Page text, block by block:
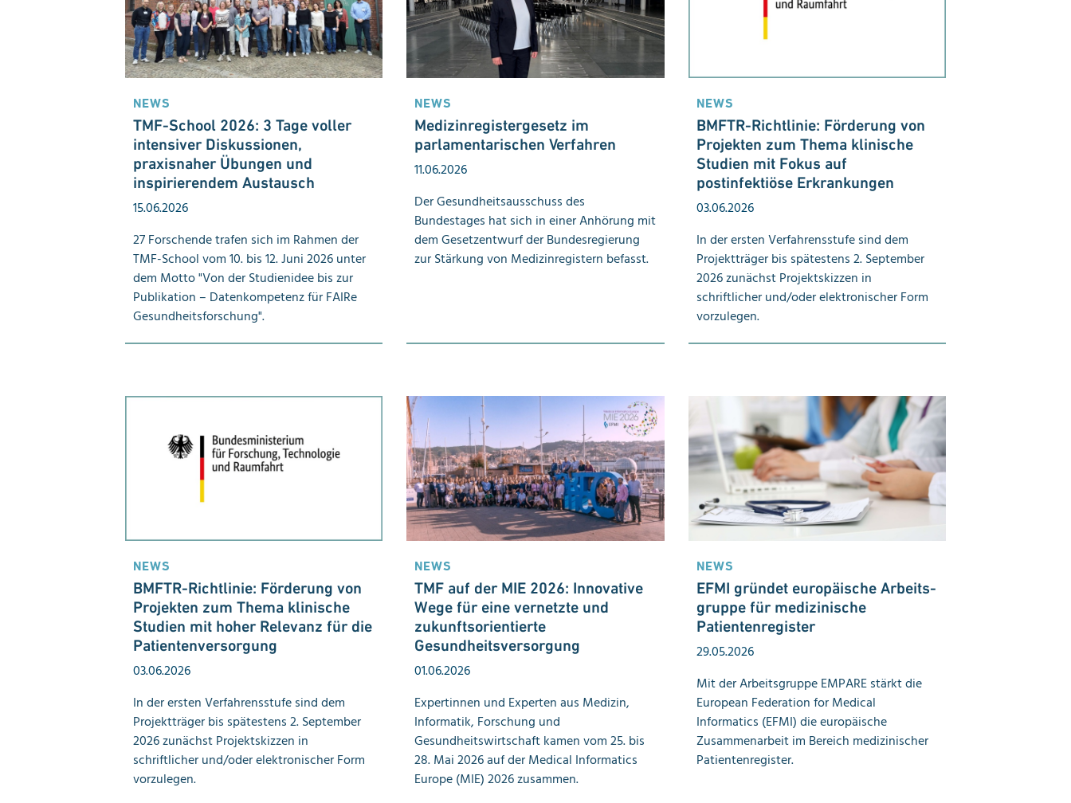
NEWS
TMF-School 2026: 3 Tage voller
intensiver Diskussionen,
praxisnaher Übungen und
inspirierendem Austausch
15.06.2026
27 Forschende trafen sich im Rahmen der
TMF-School vom 10. bis 12. Juni 2026 unter
dem Motto "Von der Studienidee bis zur
Publikation – Datenkompetenz für FAIRe
Gesundheitsforschung".
NEWS
Medizinregistergesetz im
parlamen­tari­schen Verfahren
11.06.2026
Der Gesundheitsausschuss des
Bundestages hat sich in einer Anhörung mit
dem Gesetzentwurf der Bundesregierung
zur Stärkung von Medizinregistern befasst.
NEWS
BMFTR-Richtlinie: Förderung von
Projekten zum Thema klinische
Studien mit Fokus auf
postinfektiöse Erkrankungen
03.06.2026
In der ersten Verfahrensstufe sind dem
Projektträger bis spätestens 2. September
2026 zunächst Projektskizzen in
schriftlicher und/oder elektronischer Form
vorzulegen.
NEWS
BMFTR-Richtlinie: Förderung von
Projekten zum Thema klinische
Studien mit hoher Relevanz für die
Patientenversorgung
03.06.2026
In der ersten Verfahrensstufe sind dem
Projektträger bis spätestens 2. September
2026 zunächst Projektskizzen in
schriftlicher und/oder elektronischer Form
vorzulegen.
NEWS
TMF auf der MIE 2026: Innovative
Wege für eine vernetzte und
zukunftsorientierte
Gesundheitsversorgung
01.06.2026
Expertinnen und Experten aus Medizin,
Informatik, Forschung und
Gesundheitswirtschaft kamen vom 25. bis
28. Mai 2026 auf der Medical Informatics
Europe (MIE) 2026 zusammen.
NEWS
EFMI gründet europäische Arbeits­
gruppe für medizinische
Patienten­register
29.05.2026
Mit der Arbeitsgruppe EMPARE stärkt die
European Federation for Medical
Informatics (EFMI) die europäische
Zusammenarbeit im Bereich medizinischer
Patientenregister.